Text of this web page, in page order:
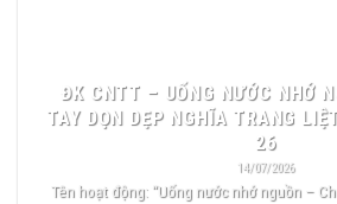
ĐK CNTT – UỐNG NƯỚC NHỚ
TAY DỌN DẸP NGHĨA TRANG
26
14/07/2026
Tên hoạt động: “Uống nước nhớ nguồn –